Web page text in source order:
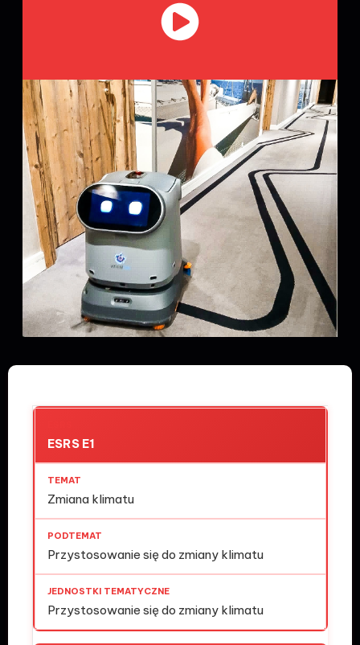
ESRS E1
Zmiana klimatu
Przystosowanie się do zmiany klimatu
Przystosowanie się do zmiany klimatu